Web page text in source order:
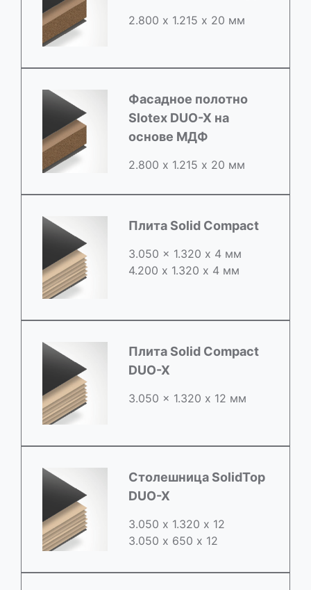
2.800 х 1.215 х 20 мм
Фасадное полотно
Slotex DUO-X на
основе МДФ
2.800 х 1.215 х 20 мм
Плита Solid Compact
3.050 x 1.320 х 4 мм
4.200 x 1.320 х 4 мм
Плита Solid Compact
DUO-X
3.050 x 1.320 х 12 мм
Столешница SolidTop
DUO-X
3.050 х 1.320 х 12
3.050 x 650 х 12